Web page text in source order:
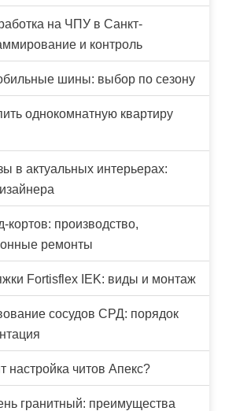
на ЧПУ в Санкт-
и контроль
шины: выбор по сезону
однокомнатную квартиру
в актуальных интерьерах:
кортов: производство,
ремонты
Fortisflex IEK: виды и монтаж
сосудов СРД: порядок
настройка читов Апекс?
гранитный: преимущества